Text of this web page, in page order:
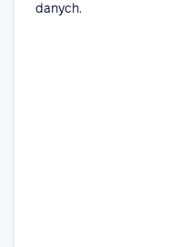
danych.